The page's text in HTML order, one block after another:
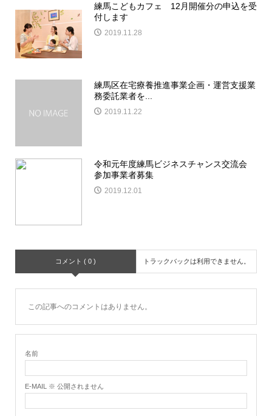
練馬こどもカフェ 12月開催分の申込を受
付します
2019.11.28
練馬区在宅療養推進事業企画・運営支援業
務委託業者を...
2019.11.22
令和元年度練馬ビジネスチャンス交流会
参加事業者募集
2019.12.01
コメント ( 0 ) トラックバックは利用できません。
この記事へのコメントはありません。
名前
E-MAIL ※ 公開されません